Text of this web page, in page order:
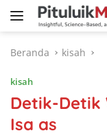
Langsung
Beranda
kisah
kisah
Detik-Detik
Isa as